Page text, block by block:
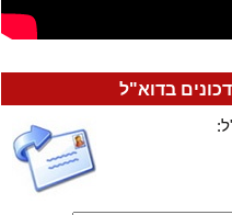
בדוא"ל